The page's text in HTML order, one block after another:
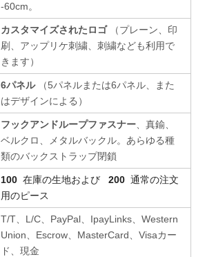
-60cm。
カスタマイズされたロゴ
（プレーン、印
刷、アップリケ刺繍、刺繍なども利用で
きます）
6パネル
（5パネルまたは6パネル、また
はデザインによる）
フックアンドループファスナー 、真鍮、
ベルクロ、メタルバックル。あらゆる種
類のバックストラップ閉鎖
100 在庫の生地および 200 通常の注文
用のピース
T/T、L/C、PayPal、IpayLinks、Western
Union、Escrow、MasterCard、Visaカー
ド、現金